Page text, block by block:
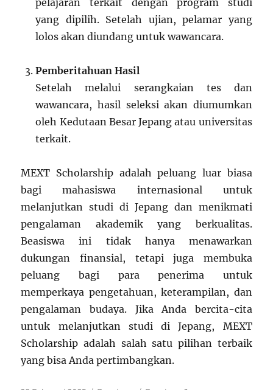
yang dipilih. Setelah ujian, pelamar yang
lolos akan diundang untuk wawancara.
Pemberitahuan Hasil
Setelah melalui serangkaian tes dan
wawancara, hasil seleksi akan diumumkan
oleh Kedutaan Besar Jepang atau universitas
terkait.
MEXT Scholarship adalah peluang luar biasa
bagi mahasiswa internasional untuk
melanjutkan studi di Jepang dan menikmati
pengalaman akademik yang berkualitas.
Beasiswa ini tidak hanya menawarkan
dukungan finansial, tetapi juga membuka
peluang bagi para penerima untuk
memperkaya pengetahuan, keterampilan, dan
pengalaman budaya. Jika Anda bercita-cita
untuk melanjutkan studi di Jepang, MEXT
Scholarship adalah salah satu pilihan terbaik
yang bisa Anda pertimbangkan.